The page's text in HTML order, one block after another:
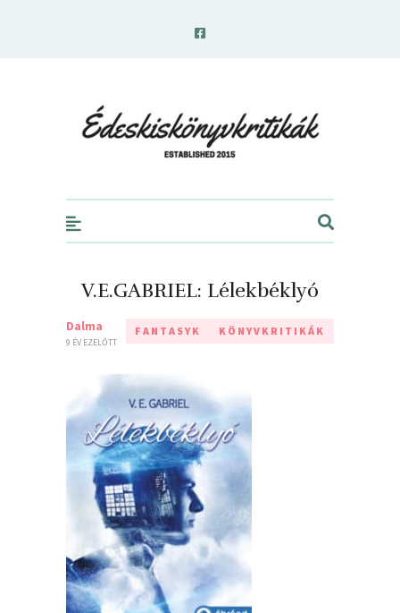
V.E.GABRIEL: Lélekbéklyó
Dalma
9 ÉV EZELŐTT
FANTASYK KÖNYVKRITIKÁK